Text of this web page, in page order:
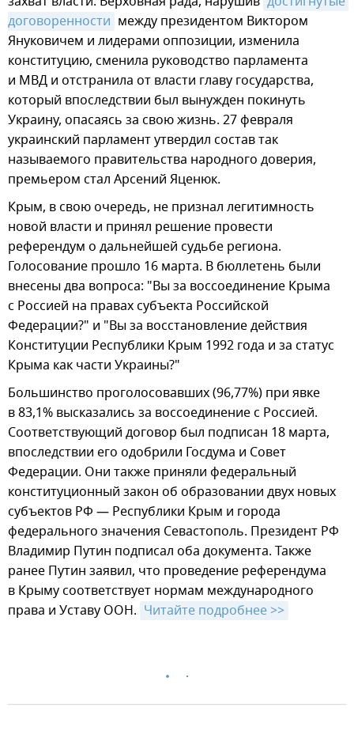
договоренности между президентом Виктором
Януковичем и лидерами оппозиции, изменила
конституцию, сменила руководство парламента
и МВД и отстранила от власти главу государства,
который впоследствии был вынужден покинуть
Украину, опасаясь за свою жизнь. 27 февраля
украинский парламент утвердил состав так
называемого правительства народного доверия,
премьером стал Арсений Яценюк.
Крым, в свою очередь, не признал легитимность
новой власти и принял решение провести
референдум о дальнейшей судьбе региона.
Голосование прошло 16 марта. В бюллетень были
внесены два вопроса: "Вы за воссоединение Крыма
с Россией на правах субъекта Российской
Федерации?" и "Вы за восстановление действия
Конституции Республики Крым 1992 года и за статус
Крыма как части Украины?"
Большинство проголосовавших (96,77%) при явке
в 83,1% высказались за воссоединение с Россией.
Соответствующий договор был подписан 18 марта,
впоследствии его одобрили Госдума и Совет
Федерации. Они также приняли федеральный
конституционный закон об образовании двух новых
субъектов РФ — Республики Крым и города
федерального значения Севастополь. Президент РФ
Владимир Путин подписал оба документа. Также
ранее Путин заявил, что проведение референдума
в Крыму соответствует нормам международного
права и Уставу ООН. Читайте подробнее >>